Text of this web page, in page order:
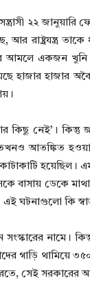
২২
আর রাষ্ট্রযন্ত্র
আমলে একজন খুনি
হাজার হাজার
কিছু নেই’। কিন্তু
আতঙ্কিত
হয়েছিল।
বাসায় ডেকে
ঘটনাগুলো কি
নামে।
গাড়ি থামিয়ে
সেই